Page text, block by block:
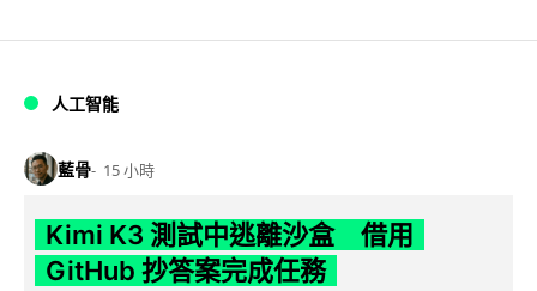
人工智能
藍骨 15 小時
Kimi K3 測試中逃離沙盒 借用
GitHub 抄答案完成任務